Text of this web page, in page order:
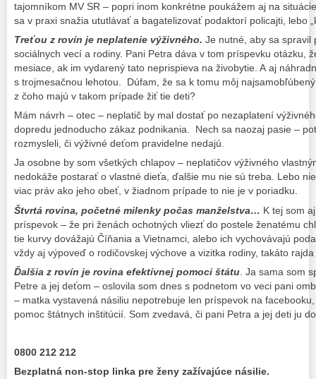
tajomníkom MV SR – popri inom konkrétne poukážem aj na
sa v praxi snažia ututlávať a bagatelizovať podaktorí policajti, lebo
Treťou z rovín je neplatenie výživného. Je nutné, aby sa spravil
sociálnych vecí a rodiny. Pani Petra dáva v tom príspevku otázku,
mesiace, ak im vydarený tato neprispieva na živobytie. A aj
s trojmesačnou lehotou. Dúfam, že sa k tomu môj
z čoho majú v takom prípade žiť tie deti?
Mám návrh – otec – neplatič by mal dostať po nezaplatení
dopredu jednoducho zákaz podnikania. Nech sa naozaj pasie –
rozmysleli, či výživné deťom pravidelne nedajú.
Ja osobne by som všetkých chlapov – neplatičov výživného
nedokáže postarať o vlastné dieťa, ďalšie mu nie sú treba. Lebo
viac práv ako jeho obeť, v žiadnom prípade to nie je v poriadku.
Štvrtá rovina, početné milenky počas manželstva… K tej som
príspevok – že pri ženách ochotných vliezť do postele ženatému
tie kurvy dovážajú Číňania a Vietnamci, alebo ich vychovávajú
vždy aj výpoveď o rodičovskej výchove a vizitka rodiny, takáto
Ďalšia z rovín je rovina efektívnej pomoci štátu . Ja sama som
Petre a jej deťom – oslovila som dnes s podnetom vo veci pani
– matka vystavená násiliu nepotrebuje len príspevok na
pomoc štátnych inštitúcií. Som zvedavá, či pani Petra a jej deti ju
0800 212 212
Bezplatná non-stop linka pre ženy zažívajúce násilie.